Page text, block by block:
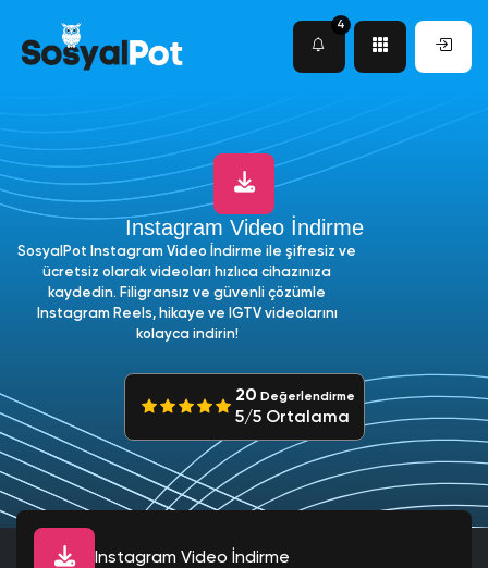
4
Instagram Video İndirme
SosyalPot Instagram Video İndirme ile şifresiz ve
ücretsiz olarak videoları hızlıca cihazınıza
kaydedin. Filigransız ve güvenli çözümle
Instagram Reels, hikaye ve IGTV videolarını
kolayca indirin!
20 Değerlendirme
5/5 Ortalama
Instagram Video İndirme